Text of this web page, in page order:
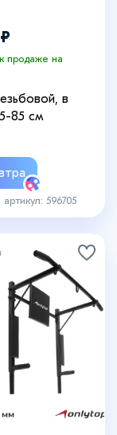
продаже на
в
85 см
, артикул: 596705